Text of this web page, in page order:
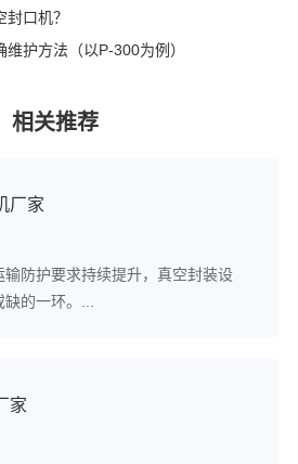
口机？
护方法（以P-300为例）
相关推荐
厂家
防护要求持续提升，真空封装设
的一环。...
家